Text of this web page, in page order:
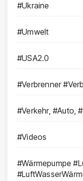
#Ukraine
#Umwelt
#USA2.0
#Verbrenner
#Verkehr, #Auto,
#Videos
#Wärmepumpe